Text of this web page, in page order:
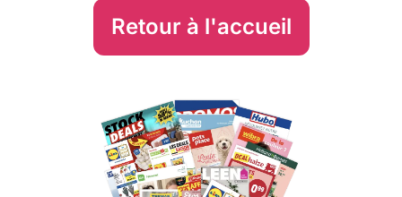
Retour à l'accueil